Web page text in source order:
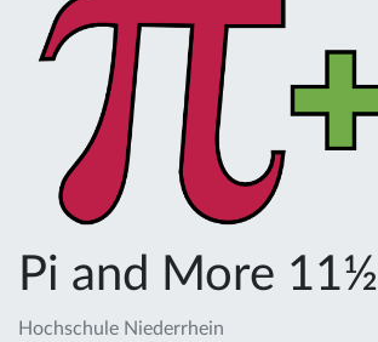
Pi and More 11½
Hochschule Niederrhein